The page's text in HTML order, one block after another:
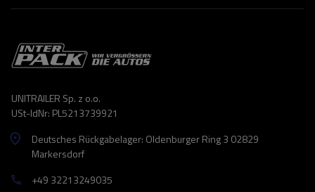
UNITRAILER Sp. z o.o.
USt-IdNr: PL5213739921
Deutsches Rückgabelager: Oldenburger Ring 3 02829
Markersdorf
+49 32213249035